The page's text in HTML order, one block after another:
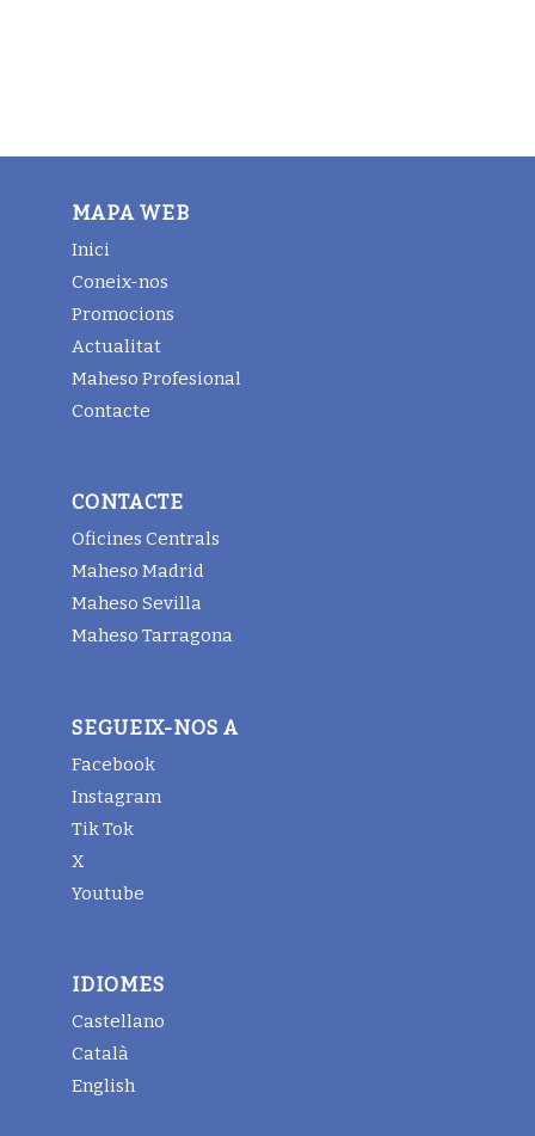
MAPA WEB
Inici
Coneix-nos
Promocions
Actualitat
Maheso Profesional
Contacte
CONTACTE
Oficines Centrals
Maheso Madrid
Maheso Sevilla
Maheso Tarragona
SEGUEIX-NOS A
Facebook
Instagram
Tik Tok
X
Youtube
IDIOMES
Castellano
Català
English